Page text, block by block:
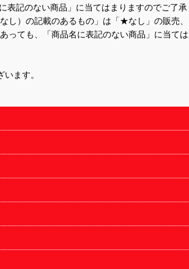
記のない商品」に当てはまりますのでご了承
）の記載のあるもの」は「★なし」の販売
ても、「商品名に表記のない商品」に当ては
ます。